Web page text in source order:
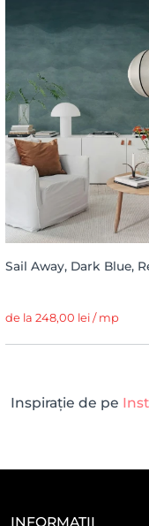
Sail Away, Dark Blue,
de la 248,00 lei / mp
Inspirație de pe
INFORMAȚII